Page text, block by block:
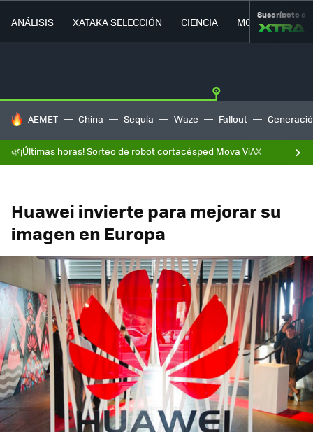
ANÁLISIS XATAKA SELECCIÓN CIENCIA MOVILIDAD
Suscríbete a
HOY SE HABLA DE
AEMET China Sequía Waze Fallout
🌿¡Últimas horas! Sorteo de robot cortacésped Mova ViAX
Huawei invierte para mejorar su
imagen en Europa